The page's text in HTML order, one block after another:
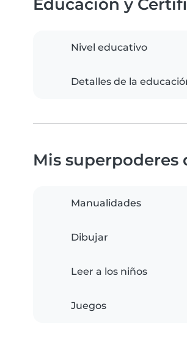
Educación y
Nivel educativo
Detalles de la
Mis superpoderes
Manualidades
Dibujar
Leer a los niños
Juegos